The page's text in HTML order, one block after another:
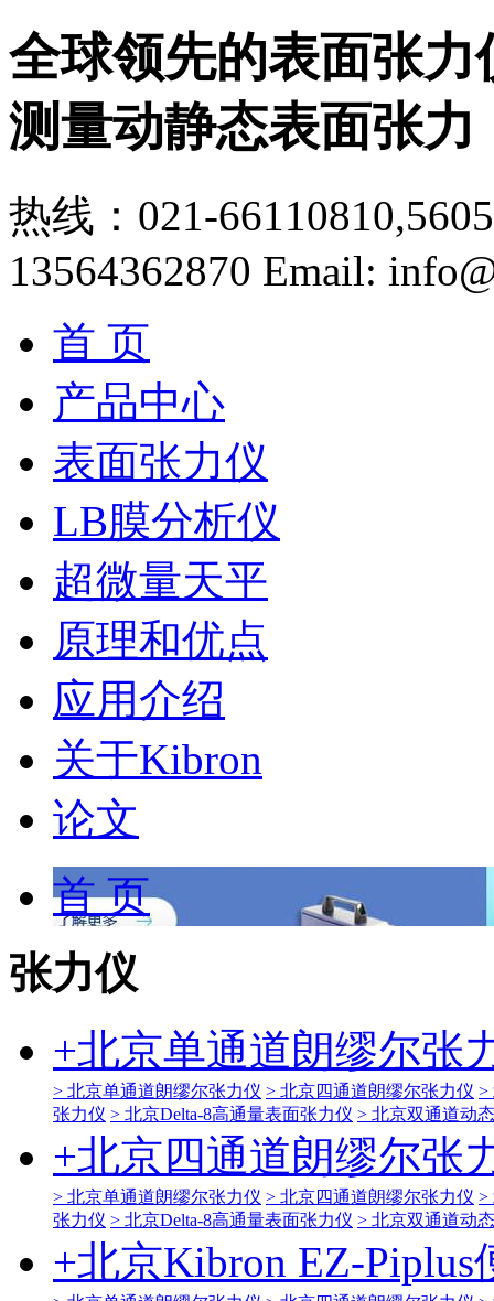
全球领先的表面张
测量动静态表面张力
热线：021-
13564362870 Email:
首 页
产品中心
表面张力仪
LB膜分析仪
超微量天平
原理和优点
应用介绍
关于Kibron
论文
首 页
张力仪
+北京单通道朗缪尔张
> 北京单通道朗缪尔张力仪 > 北京四通道朗缪尔张力仪 >
张力仪 > 北京Delta-8高通量表面张力仪 > 北京双通道动
+北京四通道朗缪尔张
> 北京单通道朗缪尔张力仪 > 北京四通道朗缪尔张力仪 >
张力仪 > 北京Delta-8高通量表面张力仪 > 北京双通道动
+北京Kibron EZ-